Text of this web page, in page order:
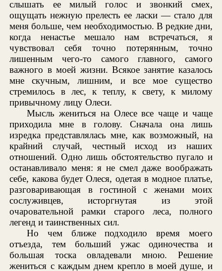
слышать ее милый голос и звонкий смех,
ощущать нежную прелесть ее ласки — стало для
меня больше, чем необходимостью. В редкие дни,
когда ненастье мешало нам встречаться, я
чувствовал себя точно потерянным, точно
лишенным чего-то самого главного, самого
важного в моей жизни. Всякое занятие казалось
мне скучным, лишним, и все мое существо
стремилось в лес, к теплу, к свету, к милому
привычному лицу Олеси.
Мысль жениться на Олесе все чаще и чаще
приходила мне в голову. Сначала она лишь
изредка представлялась мне, как возможный, на
крайний случай, честный исход из наших
отношений. Одно лишь обстоятельство пугало и
останавливало меня: я не смел даже воображать
себе, какова будет Олеся, одетая в модное платье,
разговаривающая в гостиной с женами моих
сослуживцев, исторгнутая из этой
очаровательной рамки старого леса, полного
легенд и таинственных сил.
Но чем ближе подходило время моего
отъезда, тем больший ужас одиночества и
большая тоска овладевали мною. Решение
жениться с каждым днем крепло в моей душе, и